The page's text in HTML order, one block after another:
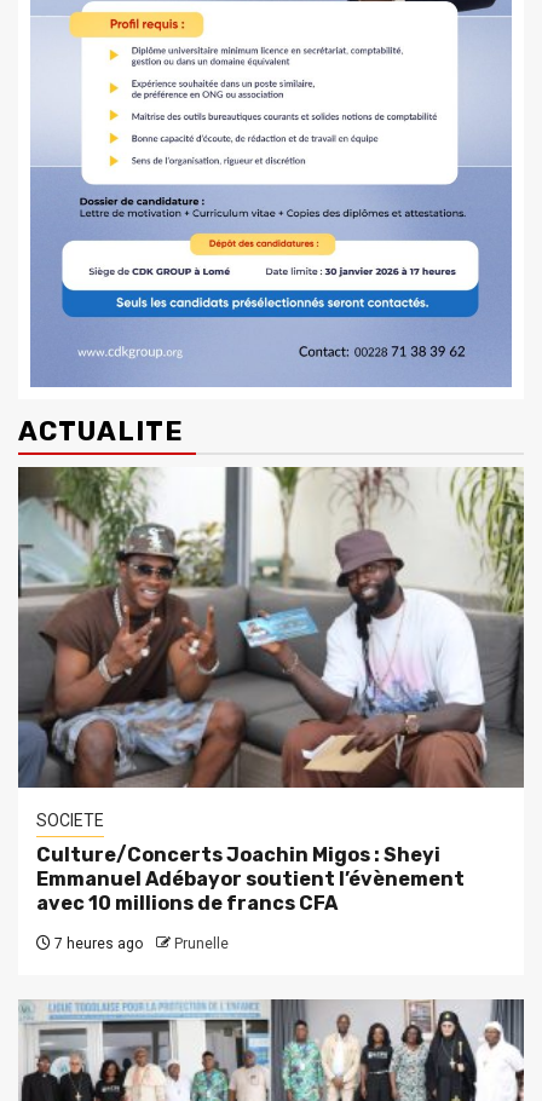
ACTUALITE
SOCIETE
Culture/Concerts Joachin Migos : Sheyi
Emmanuel Adébayor soutient l’évènement
avec 10 millions de francs CFA
7 heures ago Prunelle